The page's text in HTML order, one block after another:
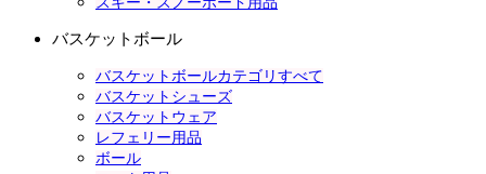
バスケットボール
バスケットボールカテゴリすべて
バスケットシューズ
バスケットウェア
レフェリー用品
ボール